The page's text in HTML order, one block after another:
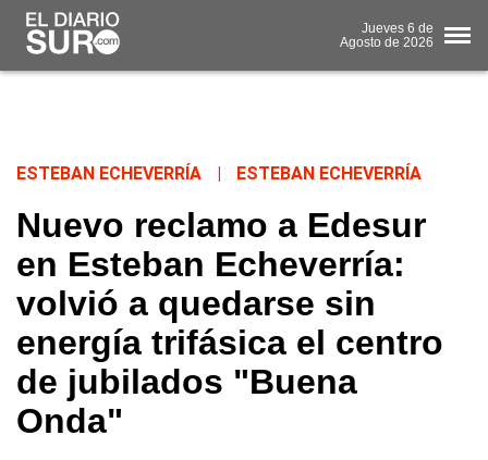
Jueves 6 de
Agosto de 2026
ESTEBAN ECHEVERRÍA ESTEBAN ECHEVERRÍA
Nuevo reclamo a Edesur
en Esteban Echeverría:
volvió a quedarse sin
energía trifásica el centro
de jubilados "Buena
Onda"